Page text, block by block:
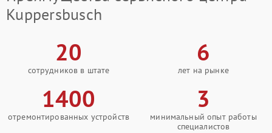
Kuppersbusch
20
сотрудников в штате
6
лет на рынке
1400
отремонтированных устройств
3
минимальный опыт работы
специалистов